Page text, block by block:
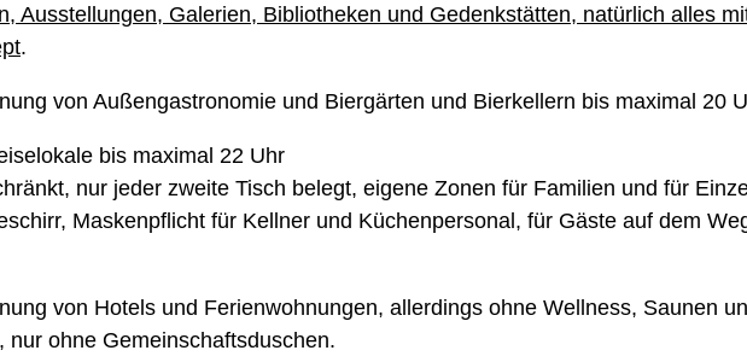
Ausstellungen, Galerien, Bibliotheken und Gedenkstätten, natürlich alles
.
von Außengastronomie und Biergärten und Bierkellern bis maximal 20
bis maximal 22 Uhr
nur jeder zweite Tisch belegt, eigene Zonen für Familien und für
Maskenpflicht für Kellner und Küchenpersonal, für Gäste auf dem
von Hotels und Ferienwohnungen, allerdings ohne Wellness, Saunen
nur ohne Gemeinschaftsduschen.